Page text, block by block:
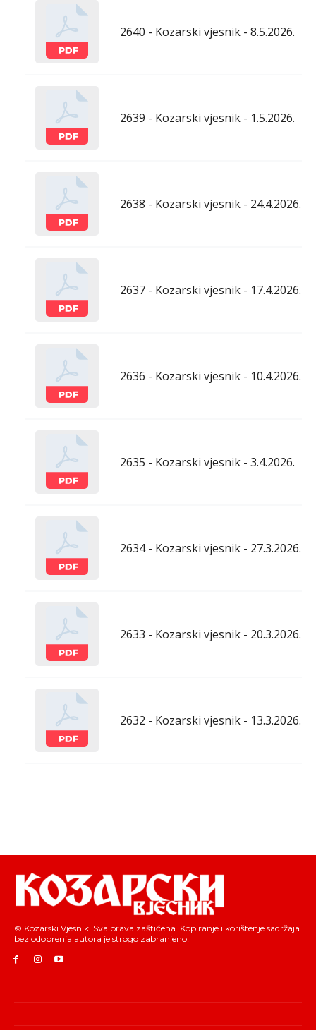
2640 - Kozarski vjesnik - 8.5.2026.
2639 - Kozarski vjesnik - 1.5.2026.
2638 - Kozarski vjesnik - 24.4.2026.
2637 - Kozarski vjesnik - 17.4.2026.
2636 - Kozarski vjesnik - 10.4.2026.
2635 - Kozarski vjesnik - 3.4.2026.
2634 - Kozarski vjesnik - 27.3.2026.
2633 - Kozarski vjesnik - 20.3.2026.
2632 - Kozarski vjesnik - 13.3.2026.
© Kozarski Vjesnik. Sva prava zaštićena. Kopiranje i korištenje sadržaja
bez odobrenja autora je strogo zabranjeno!